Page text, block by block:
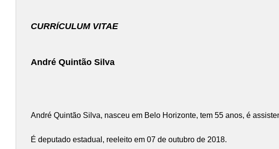
CURRÍCULUM VITAE
André Quintão Silva
André Quintão Silva, nasceu em Belo Horizonte, tem 55 anos, é
É deputado estadual, reeleito em 07 de outubro de 2018.